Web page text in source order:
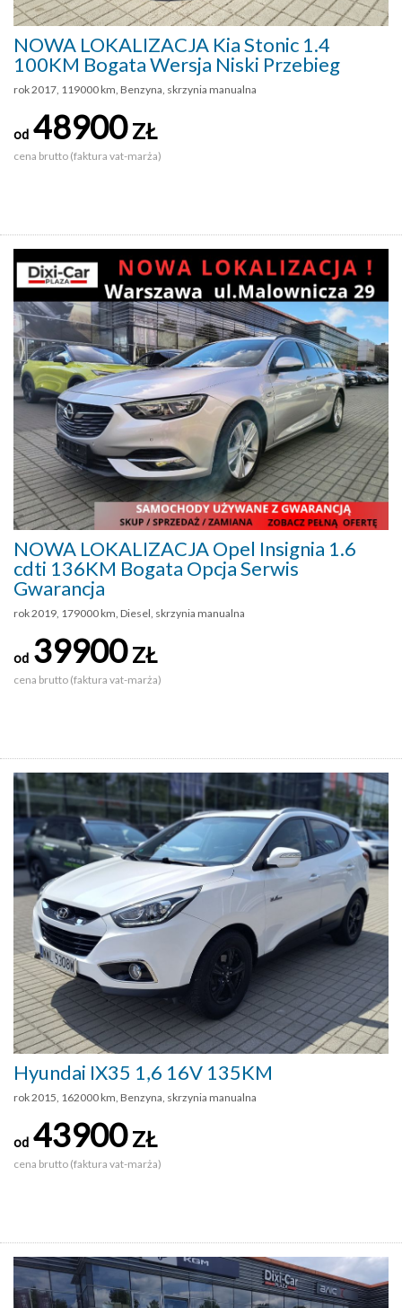
NOWA LOKALIZACJA Kia Stonic 1.4
100KM Bogata Wersja Niski Przebieg
rok 2017, 119000 km, Benzyna, skrzynia manualna
od 48900ZŁ
cena brutto (faktura vat-marża)
NOWA LOKALIZACJA Opel Insignia 1.6
cdti 136KM Bogata Opcja Serwis
Gwarancja
rok 2019, 179000 km, Diesel, skrzynia manualna
od 39900ZŁ
cena brutto (faktura vat-marża)
Hyundai IX35 1,6 16V 135KM
rok 2015, 162000 km, Benzyna, skrzynia manualna
od 43900ZŁ
cena brutto (faktura vat-marża)